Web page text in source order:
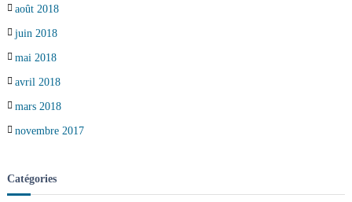
août 2018
juin 2018
mai 2018
avril 2018
mars 2018
novembre 2017
Catégories